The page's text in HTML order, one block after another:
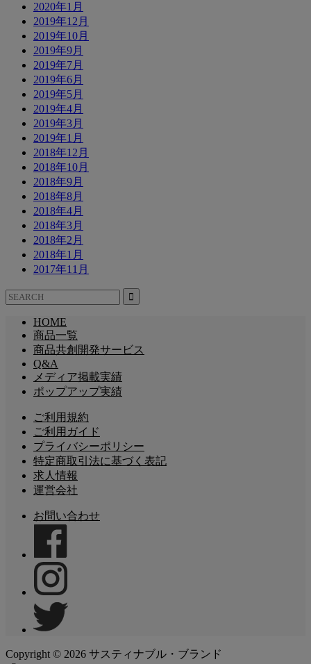
2020年1月
2019年12月
2019年10月
2019年9月
2019年7月
2019年6月
2019年5月
2019年4月
2019年3月
2019年1月
2018年12月
2018年10月
2018年9月
2018年8月
2018年4月
2018年3月
2018年2月
2018年1月
2017年11月
HOME
商品一覧
商品共創開発サービス
Q&A
メディア掲載実績
ポップアップ実績
ご利用規約
ご利用ガイド
プライバシーポリシー
特定商取引法に基づく表記
求人情報
運営会社
お問い合わせ
Copyright © 2026 サスティナブル・ブランド